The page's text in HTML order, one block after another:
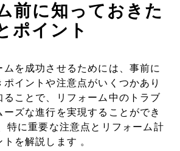
前に知っておきた
ポイント
ムを成功させるためには、事前に
イントや注意点がいくつかあり
ることで、リフォーム中のトラブ
ーズな進行を実現することができ
特に重要な注意点とリフォーム計
を解説します 。